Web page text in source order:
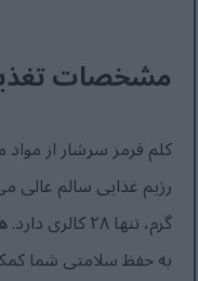
مشخصات
کلم قرمز سرشار از
گرم، تنها ۲۸
به حفظ سلامتی شما